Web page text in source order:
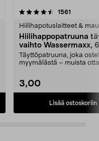
1561
Hiilihapotuslaitteet &
Hiilihappopatruuna
vaihto Wassermaxx,
Täyttöpatruuna, joka
myymälästä – muista
3,00
Lisää ostoskoriin
4.5viidestä